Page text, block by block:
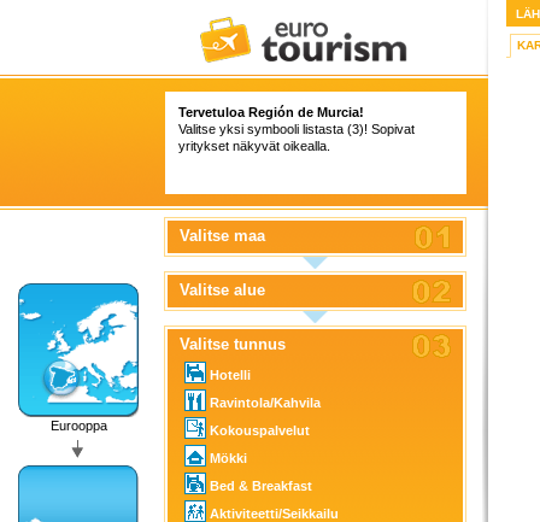
Tervetuloa Región de Murcia!
Valitse yksi symbooli listasta (3)! Sopivat
yritykset näkyvät oikealla.
Eurooppa
Valitse maa
Valitse alue
Valitse tunnus
Hotelli
Ravintola/Kahvila
Kokouspalvelut
Mökki
Bed & Breakfast
Aktiviteetti/Seikkailu